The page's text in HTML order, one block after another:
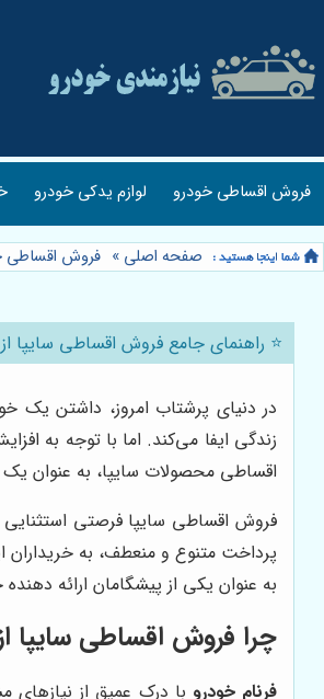
فروش اقساطی خودرو لوازم یدکی خودرو
صفحه اصلی » فروش اقساطی
⭐️ راهنمای جامع فروش اقساطی سایپا
در دنیای پرشتاب امروز، داشتن
زندگی ایفا می‌کند. اما با توجه به
اقساطی محصولات سایپا، به عنوان
فروش اقساطی سایپا فرصتی استثنایی
پرداخت متنوع و منعطف، به خریداران
به عنوان یکی از پیشگامان ارائه
چرا فروش اقساطی سایپا
فرنام خودرو با درک عمیق از